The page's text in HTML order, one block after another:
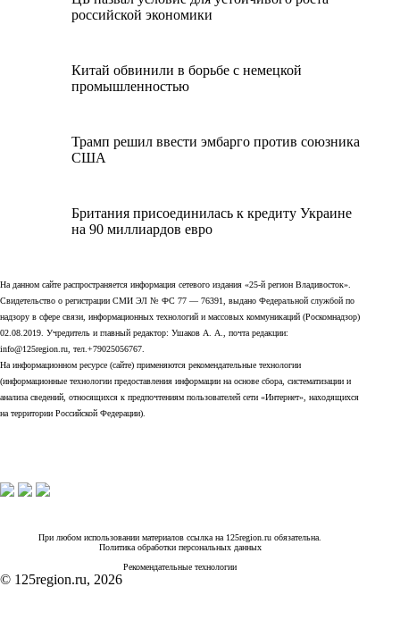
российской экономики
Китай обвинили в борьбе с немецкой
промышленностью
Трамп решил ввести эмбарго против союзника
США
Британия присоединилась к кредиту Украине
на 90 миллиардов евро
На данном сайте распространяется информация сетевого издания «25-й регион Владивосток».
Свидетельство о регистрации СМИ ЭЛ № ФС 77 — 76391, выдано Федеральной службой по
надзору в сфере связи, информационных технологий и массовых коммуникаций (Роскомнадзор)
02.08.2019. Учредитель и главный редактор: Ушаков А. А., почта редакции:
info@125region.ru, тел.+79025056767.
На информационном ресурсе (сайте) применяются рекомендательные технологии
(информационные технологии предоставления информации на основе сбора, систематизации и
анализа сведений, относящихся к предпочтениям пользователей сети «Интернет», находящихся
на территории Российской Федерации).
При любом использовании материалов ссылка на 125region.ru обязательна.
Политика обработки персональных данных
Рекомендательные технологии
© 125region.ru, 2026